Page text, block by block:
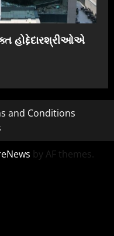
હોદ્દેદારશ્રીઓએ
and Conditions
by AF themes.